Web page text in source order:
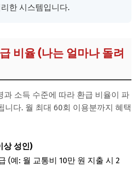
한 시스템입니다.
비율 (나는 얼마나 돌려
과 소득 수준에 따라 환급 비율이 파
니다. 월 최대 60회 이용분까지 혜택
상 성인)
(예: 월 교통비 10만 원 지출 시 2